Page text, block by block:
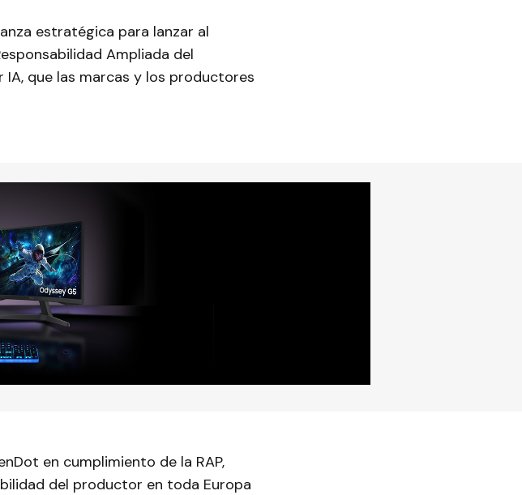
estratégica para lanzar al
Ampliada del
IA, que las marcas y los productores
en cumplimiento de la RAP,
del productor en toda Europa